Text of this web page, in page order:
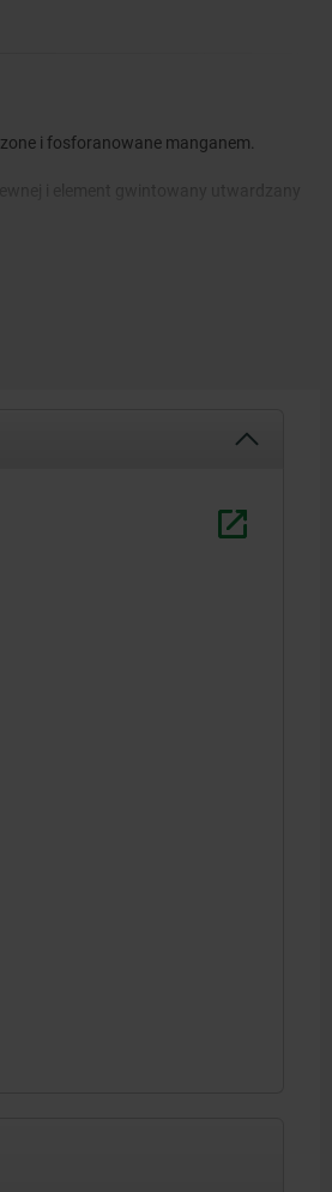
i fosforanowane manganem.